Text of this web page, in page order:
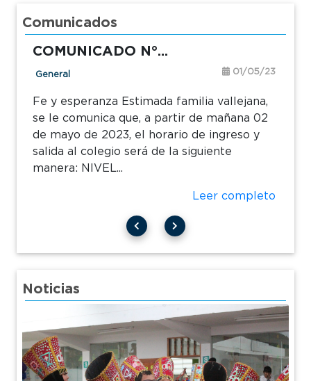
Comunicados
COMUNICADO N°...
General 01/05/23
Fe y esperanza Estimada familia vallejana,
se le comunica que, a partir de mañana 02
de mayo de 2023, el horario de ingreso y
salida al colegio será de la siguiente
manera: NIVEL...
Leer completo
Noticias